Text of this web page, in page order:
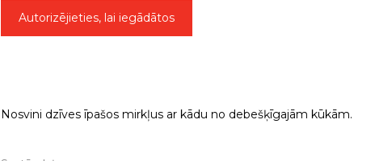
Autorizējieties, lai iegādātos
Nosvini dzīves īpašos mirkļus ar kādu no debešķīgajām kūkām.